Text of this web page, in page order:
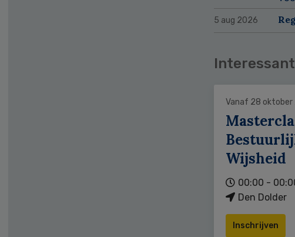
5 aug 2026
Vanaf 28 oktober
Wijsheid
00:00 -
Den Dolder
Inschrijven